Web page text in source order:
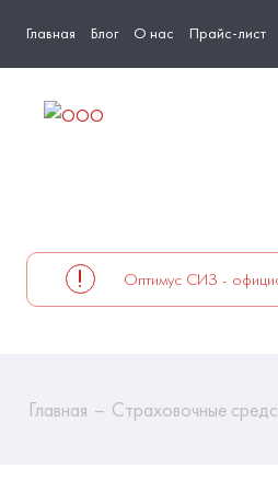
Главная Блог О нас Прайс-лист
Оптимус СИЗ -
Главная Страховочные